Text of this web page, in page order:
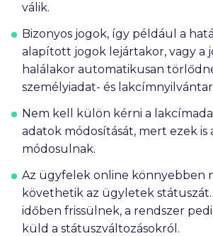
válik.
Bizonyos jogok, így például a
alapított jogok lejártakor, vagy a
halálakor automatikusan
személyiadat- és
Nem kell külön kérni a
adatok módosítását, mert ezek
módosulnak.
Az ügyfelek online könnyebben
követhetik az ügyletek státuszát.
időben frissülnek, a rendszer
küld a státuszváltozásokról.